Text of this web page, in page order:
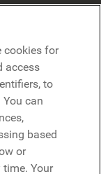
interne
cookies for
access
to
can
based
or
Your